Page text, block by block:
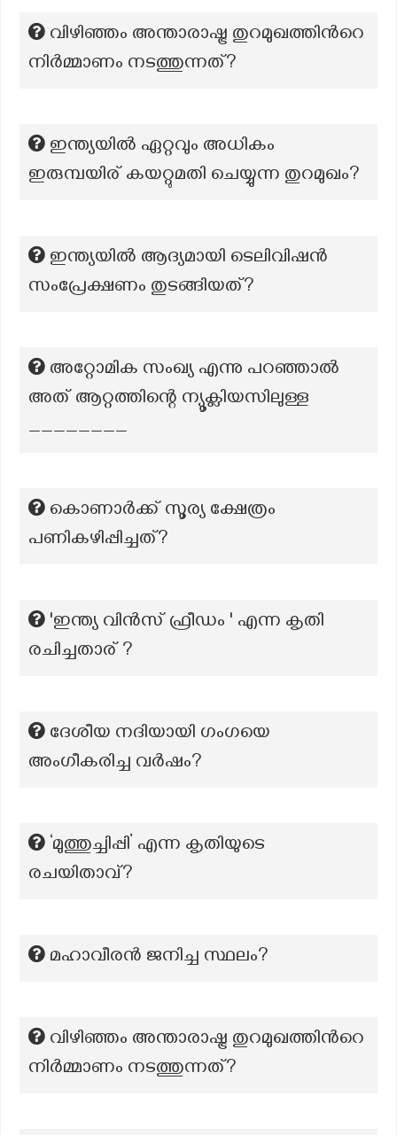
വിഴിഞ്ഞം അന്താരാഷ്ട്ര തുറമുഖത്തിന്‍റെ
നിർമ്മാണം നടത്തുന്നത്?
ഇന്ത്യയിൽ ഏറ്റവും അധികം
ഇരുമ്പയിര് കയറ്റുമതി ചെയ്യുന്ന തുറമുഖം?
ഇന്ത്യയില്‍ ആദ്യമായി ടെലിവിഷന്‍
സംപ്രേക്ഷണം തുടങ്ങിയത്?
അറ്റോമിക സംഖ്യ എന്നു പറഞ്ഞാൽ
അത് ആറ്റത്തിന്റെ ന്യൂക്ലിയസിലുള്ള
________
കൊണാർക്ക് സൂര്യ ക്ഷേത്രം
പണികഴിപ്പിച്ചത്?
'ഇന്ത്യ വിൻസ് ഫ്രീഡം ' എന്ന കൃതി
രചിച്ചതാര് ?
ദേശീയ നദിയായി ഗംഗയെ
അംഗീകരിച്ച വർഷം?
‘മുത്തുച്ചിപ്പി’ എന്ന കൃതിയുടെ
രചയിതാവ്?
മഹാവീരന്‍ ജനിച്ച സ്ഥലം?
വിഴിഞ്ഞം അന്താരാഷ്ട്ര തുറമുഖത്തിന്‍റെ
നിർമ്മാണം നടത്തുന്നത്?